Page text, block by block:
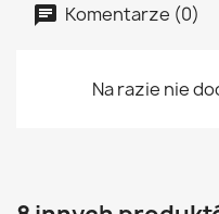
Komentarze (0)
Na razie nie